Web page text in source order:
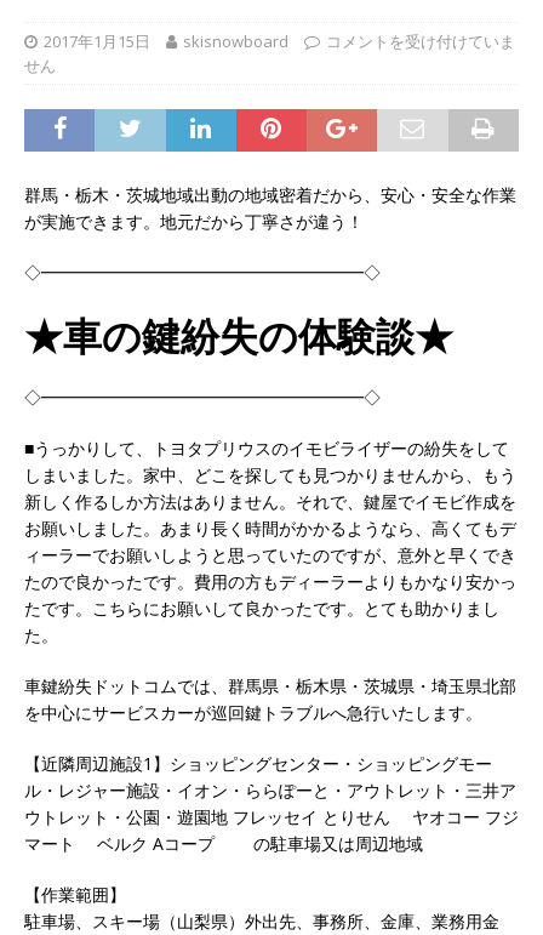
2017年1月15日 skisnowboard
コメントを受け付けていま
せん
群馬・栃木・茨城地域出動の地域密着だから、安心・安全な作業
が実施できます。地元だから丁寧さが違う！
◇━━━━━━━━━━━━━━━━━━━◇
★車の鍵紛失の体験談★
◇━━━━━━━━━━━━━━━━━━━◇
■うっかりして、トヨタプリウスのイモビライザーの紛失をして
しまいました。家中、どこを探しても見つかりませんから、もう
新しく作るしか方法はありません。それで、鍵屋でイモビ作成を
お願いしました。あまり長く時間がかかるようなら、高くてもデ
ィーラーでお願いしようと思っていたのですが、意外と早くでき
たので良かったです。費用の方もディーラーよりもかなり安かっ
たです。こちらにお願いして良かったです。とても助かりまし
た。
車鍵紛失ドットコムでは、群馬県・栃木県・茨城県・埼玉県北部
を中心にサービスカーが巡回鍵トラブルへ急行いたします。
【近隣周辺施設1】ショッピングセンター・ショッピングモー
ル・レジャー施設・イオン・ららぽーと・アウトレット・三井ア
ウトレット・公園・遊園地 フレッセイ とりせん ヤオコー フジ
マート ベルク Aコープ の駐車場又は周辺地域
【作業範囲】
駐車場、スキー場（山梨県）外出先、事務所、金庫、業務用金